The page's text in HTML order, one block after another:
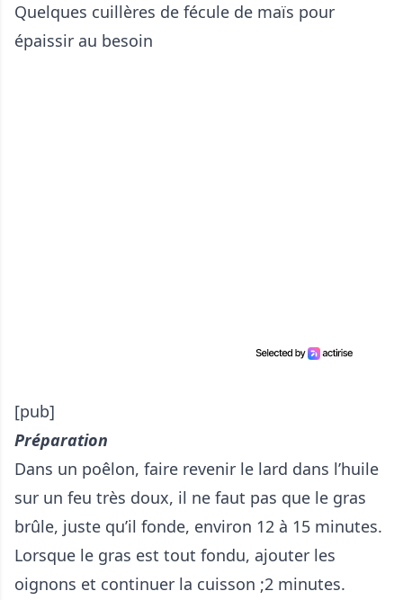
Quelques cuillères de fécule de maïs pour
épaissir au besoin
[pub]
Préparation
Dans un poêlon, faire revenir le lard dans l’huile
sur un feu très doux, il ne faut pas que le gras
brûle, juste qu’il fonde, environ 12 à 15 minutes.
Lorsque le gras est tout fondu, ajouter les
oignons et continuer la cuisson ;2 minutes.